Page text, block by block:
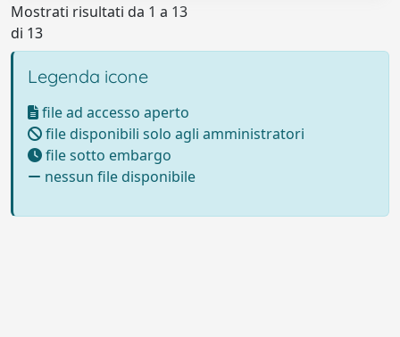
Mostrati risultati da 1 a 13
di 13
Legenda icone
file ad accesso aperto
file disponibili solo agli amministratori
file sotto embargo
nessun file disponibile